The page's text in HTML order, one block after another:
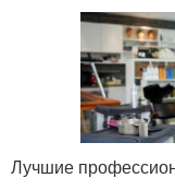
Лучшие